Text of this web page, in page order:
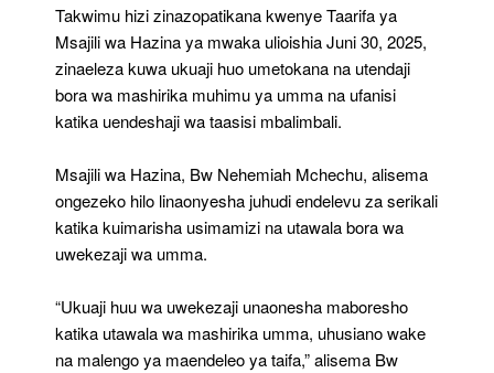
Takwimu hizi zinazopatikana kwenye Taarifa ya
Msajili wa Hazina ya mwaka ulioishia Juni 30, 2025,
zinaeleza kuwa ukuaji huo umetokana na utendaji
bora wa mashirika muhimu ya umma na ufanisi
katika uendeshaji wa taasisi mbalimbali.
Msajili wa Hazina, Bw Nehemiah Mchechu, alisema
ongezeko hilo linaonyesha juhudi endelevu za serikali
katika kuimarisha usimamizi na utawala bora wa
uwekezaji wa umma.
“Ukuaji huu wa uwekezaji unaonesha maboresho
katika utawala wa mashirika umma, uhusiano wake
na malengo ya maendeleo ya taifa,” alisema Bw